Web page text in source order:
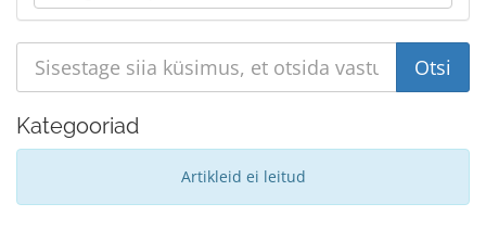
Kategooriad
Artikleid ei leitud